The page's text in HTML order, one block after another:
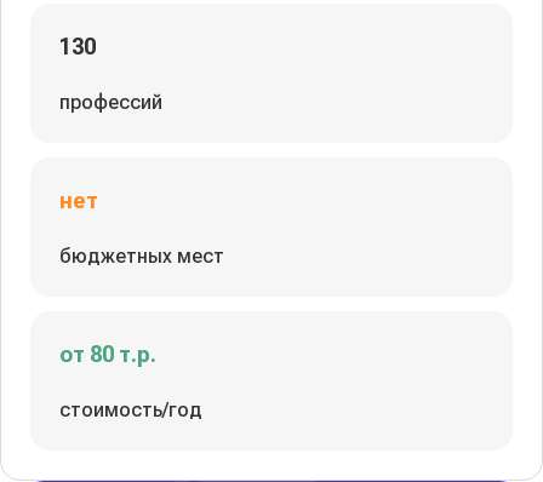
130
профессий
нет
бюджетных мест
от 80 т.р.
стоимость/год